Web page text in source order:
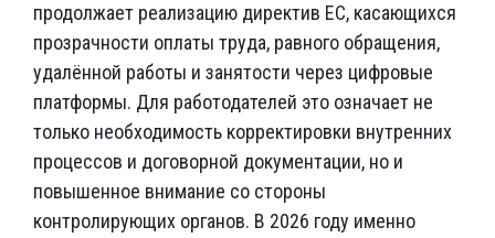
продолжает реализацию директив ЕС, касающихся
прозрачности оплаты труда, равного обращения,
удалённой работы и занятости через цифровые
платформы. Для работодателей это означает не
только необходимость корректировки внутренних
процессов и договорной документации, но и
повышенное внимание со стороны
контролирующих органов. В 2026 году именно